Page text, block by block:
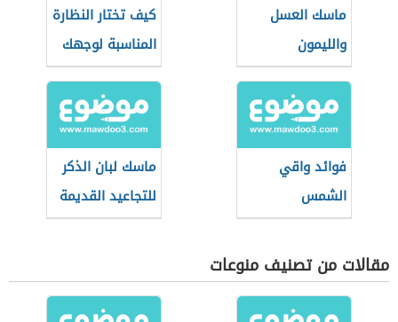
ماسك العسل
والليمون
كيف تختار النظارة
المناسبة لوجهك
فوائد واقي
الشمس
ماسك لبان الذكر
للتجاعيد القديمة
مقالات من تصنيف منوعات